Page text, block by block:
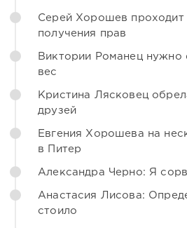
Серей Хорошев проходит
получения прав
Виктории Романец нужно
вес
Кристина Лясковец
друзей
Евгения Хорошева на
в Питер
Александра Черно: Я
Анастасия Лисова:
стоило